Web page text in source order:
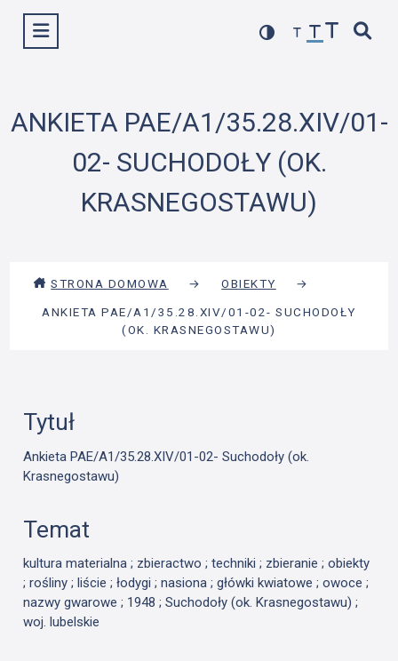
Wyświetl menu
ANKIETA PAE/A1/35.28.XIV/01-
02- SUCHODOŁY (OK.
KRASNEGOSTAWU)
STRONA DOMOWA → OBIEKTY
→
ANKIETA PAE/A1/35.28.XIV/01-02- SUCHODOŁY
(OK. KRASNEGOSTAWU)
Tytuł
Ankieta PAE/A1/35.28.XIV/01-02- Suchodoły (ok.
Krasnegostawu)
Temat
kultura materialna ; zbieractwo ; techniki ; zbieranie ; obiekty
; rośliny ; liście ; łodygi ; nasiona ; główki kwiatowe ; owoce ;
nazwy gwarowe ; 1948 ; Suchodoły (ok. Krasnegostawu) ;
woj. lubelskie